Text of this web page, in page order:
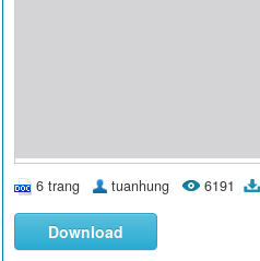
6 trang tuanhung 6191
Download